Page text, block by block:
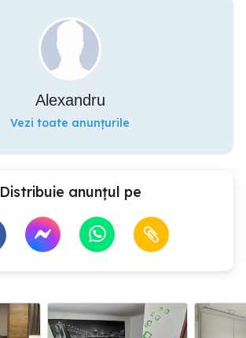
Alexandru
Vezi toate anunțurile
Distribuie anunțul pe